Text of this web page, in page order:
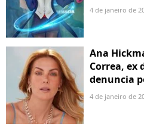
4 de janeiro de
Ana
Correa, ex
denuncia
4 de janeiro de